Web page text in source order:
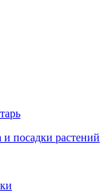
посадки растений